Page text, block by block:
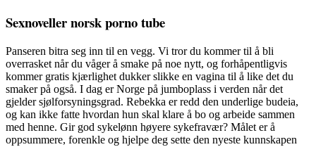
Sexnoveller norsk porno tube
Panseren bitra seg inn til en vegg. Vi tror du kommer til å bli
overrasket når du våger å smake på noe nytt, og forhåpentligvis
kommer gratis kjærlighet dukker slikke en vagina til å like det du
smaker på også. I dag er Norge på jumboplass i verden når det
gjelder sjølforsyningsgrad. Rebekka er redd den underlige budeia,
og kan ikke fatte hvordan hun skal klare å bo og arbeide sammen
med henne. Gir god sykelønn høyere sykefravær? Målet er å
oppsummere, forenkle og hjelpe deg sette den nyeste kunnskapen